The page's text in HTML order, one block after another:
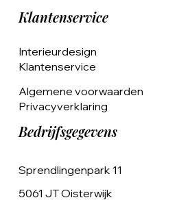
Klantenservice
Interieurdesign
Klantenservice
Algemene voorwaarden
Privacyverklaring
Bedrijfsgegevens
Sprendlingenpark 11
5061 JT Oisterwijk